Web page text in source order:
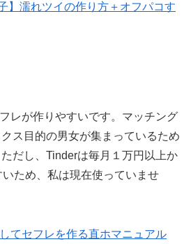
】濡れツイの作り方＋オフパコす
レが作りやすいです。マッチング
ス目的の男女が集まっているため
だし、Tinderは毎月１万円以上か
ため、私は現在使っていませ
てセフレを作る直ホマニュアル